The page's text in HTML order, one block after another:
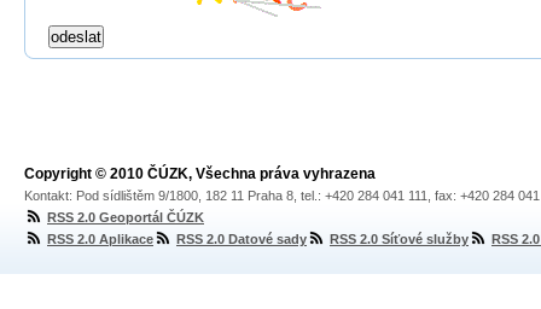
Copyright © 2010 ČÚZK, Všechna práva vyhrazena
Kontakt: Pod sídlištěm 9/1800, 182 11 Praha 8, tel.: +420 284 041 111, fax: +420 284
RSS 2.0 Geoportál ČÚZK
RSS 2.0 Aplikace
RSS 2.0 Datové sady RSS 2.0 Síťové služby RSS